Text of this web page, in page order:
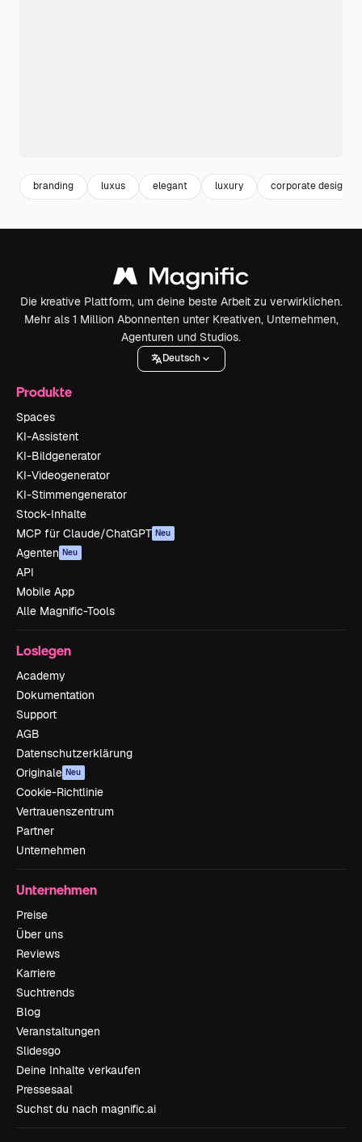
branding luxus elegant luxury corporate design
Die kreative Plattform, um deine beste Arbeit zu verwirklichen.
Mehr als 1 Million Abonnenten unter Kreativen, Unternehmen,
Agenturen und Studios.
Deutsch
Produkte
Spaces
KI-Assistent
KI-Bildgenerator
KI-Videogenerator
KI-Stimmengenerator
Stock-Inhalte
MCP für Claude/ChatGPT Neu
Agenten Neu
API
Mobile App
Alle Magnific-Tools
Loslegen
Academy
Dokumentation
Support
AGB
Datenschutzerklärung
Originale Neu
Cookie-Richtlinie
Vertrauenszentrum
Partner
Unternehmen
Unternehmen
Preise
Über uns
Reviews
Karriere
Suchtrends
Blog
Veranstaltungen
Slidesgo
Deine Inhalte verkaufen
Pressesaal
Suchst du nach magnific.ai